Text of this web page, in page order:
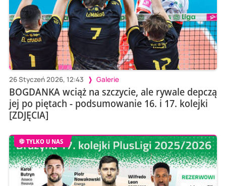
26 Styczeń 2026, 12:43 Galerie
BOGDANKA wciąż na szczycie, ale rywale depczą
jej po piętach - podsumowanie 16. i 17. kolejki
[ZDJĘCIA]
TYLKO U NAS